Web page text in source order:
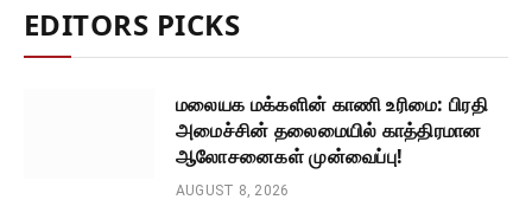
EDITORS PICKS
மலையக மக்களின் காணி உரிமை: பிரதி
அமைச்சின் தலைமையில் காத்திரமான
ஆலோசனைகள் முன்வைப்பு!
AUGUST 8, 2026